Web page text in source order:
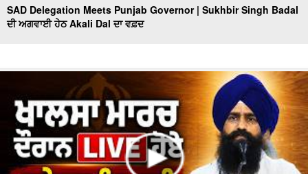
SAD Delegation Meets Punjab Governor | Sukhbir Singh Badal
ਦੀ ਅਗਵਾਈ ਹੇਠ Akali Dal ਦਾ ਵਫ਼ਦ